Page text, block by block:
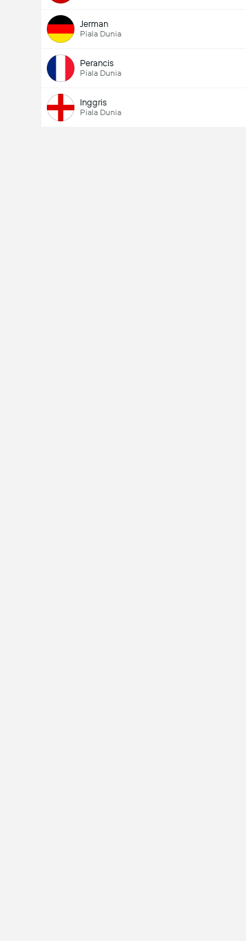
Jerman
Piala Dunia
Perancis
Piala Dunia
Inggris
Piala Dunia
total gol dalam permainan (2.5)